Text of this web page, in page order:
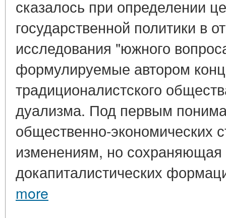
сказалось при определении
государственной политики в
исследования "южного
формулируемые автором
традиционалистского
дуализма. Под первым
общественно-экономических
изменениям, но сохраняющая
докапиталистических
more